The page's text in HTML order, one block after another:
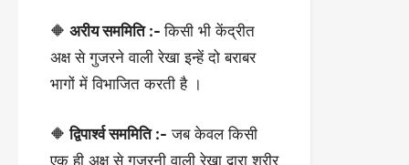
🔶 अरीय सममिति :-किसी भी केंद्रीत
अक्ष से गुजरने वाली रेखा इन्हें दो बराबर
भागों में विभाजित करती है ।
🔶 द्विपार्श्व सममिति :- जब केवल किसी
एक ही अक्ष से गुजरनी वाली रेखा द्वारा शरीर